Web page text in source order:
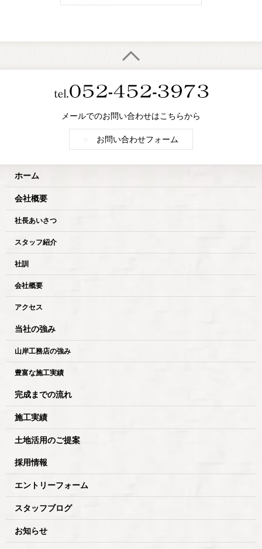
メールでのお問い合わせはこちらから
お問い合わせフォーム
ホーム
会社概要
社長あいさつ
スタッフ紹介
社訓
会社概要
アクセス
当社の強み
山岸工務店の強み
豊富な施工実績
完成までの流れ
施工実績
土地活用のご提案
採用情報
エントリーフォーム
スタッフブログ
お知らせ